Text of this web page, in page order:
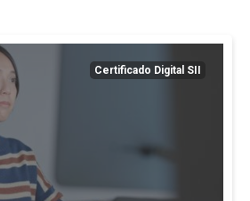
Certificado Digital SII